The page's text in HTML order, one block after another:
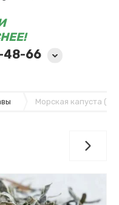
48-66
Морская капуста